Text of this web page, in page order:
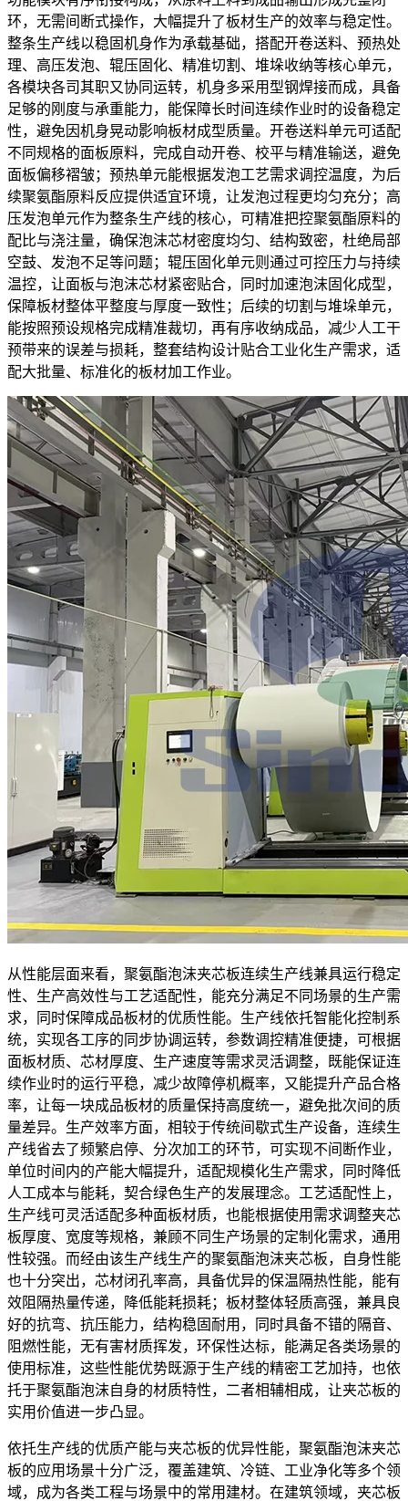
环，无需间断式操作，大幅提升了板材生产的效率与稳定性。
整条生产线以稳固机身作为承载基础，搭配开卷送料、预热处
理、高压发泡、辊压固化、精准切割、堆垛收纳等核心单元，
各模块各司其职又协同运转，机身多采用型钢焊接而成，具备
足够的刚度与承重能力，能保障长时间连续作业时的设备稳定
性，避免因机身晃动影响板材成型质量。开卷送料单元可适配
不同规格的面板原料，完成自动开卷、校平与精准输送，避免
面板偏移褶皱；预热单元能根据发泡工艺需求调控温度，为后
续聚氨酯原料反应提供适宜环境，让发泡过程更均匀充分；高
压发泡单元作为整条生产线的核心，可精准把控聚氨酯原料的
配比与浇注量，确保泡沫芯材密度均匀、结构致密，杜绝局部
空鼓、发泡不足等问题；辊压固化单元则通过可控压力与持续
温控，让面板与泡沫芯材紧密贴合，同时加速泡沫固化成型，
保障板材整体平整度与厚度一致性；后续的切割与堆垛单元，
能按照预设规格完成精准裁切，再有序收纳成品，减少人工干
预带来的误差与损耗，整套结构设计贴合工业化生产需求，适
配大批量、标准化的板材加工作业。
从性能层面来看，聚氨酯泡沫夹芯板连续生产线兼具运行稳定
性、生产高效性与工艺适配性，能充分满足不同场景的生产需
求，同时保障成品板材的优质性能。生产线依托智能化控制系
统，实现各工序的同步协调运转，参数调控精准便捷，可根据
面板材质、芯材厚度、生产速度等需求灵活调整，既能保证连
续作业时的运行平稳，减少故障停机概率，又能提升产品合格
率，让每一块成品板材的质量保持高度统一，避免批次间的质
量差异。生产效率方面，相较于传统间歇式生产设备，连续生
产线省去了频繁启停、分次加工的环节，可实现不间断作业，
单位时间内的产能大幅提升，适配规模化生产需求，同时降低
人工成本与能耗，契合绿色生产的发展理念。工艺适配性上，
生产线可灵活适配多种面板材质，也能根据使用需求调整夹芯
板厚度、宽度等规格，兼顾不同生产场景的定制化需求，通用
性较强。而经由该生产线生产的聚氨酯泡沫夹芯板，自身性能
也十分突出，芯材闭孔率高，具备优异的保温隔热性能，能有
效阻隔热量传递，降低能耗损耗；板材整体轻质高强，兼具良
好的抗弯、抗压能力，结构稳固耐用，同时具备不错的隔音、
阻燃性能，无有害材质挥发，环保性达标，能满足各类场景的
使用标准，这些性能优势既源于生产线的精密工艺加持，也依
托于聚氨酯泡沫自身的材质特性，二者相辅相成，让夹芯板的
实用价值进一步凸显。
依托生产线的优质产能与夹芯板的优异性能，聚氨酯泡沫夹芯
板的应用场景十分广泛，覆盖建筑、冷链、工业净化等多个领
域，成为各类工程与场景中的常用建材。在建筑领域，夹芯板